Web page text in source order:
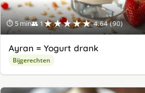
⏱ 5 min👥 1★★★★★ 4.64 (90)
Ayran = Yogurt drank
Bijgerechten